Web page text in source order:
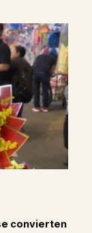
convierten